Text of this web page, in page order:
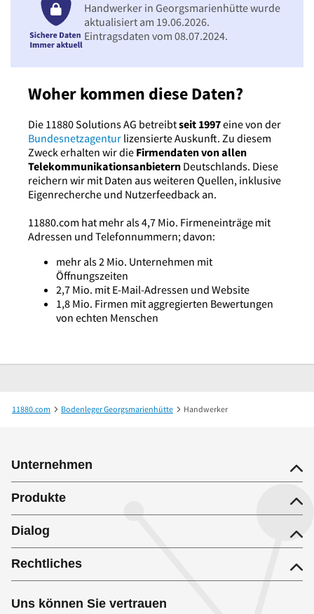
Woher kommen diese Daten?
Die 11880 Solutions AG betreibtseit 1997eine von der
Bundesnetzagentur lizensierte Auskunft. Zu diesem
Zweck erhalten wir die Firmendaten von allen
Telekommunikationsanbietern Deutschlands. Diese
reichern wir mit Daten aus weiteren Quellen, inklusive
Eigenrecherche und Nutzerfeedback an.
11880.com hat mehr als 4,7 Mio. Firmeneinträge mit
Adressen und Telefonnummern; davon:
mehr als 2 Mio. Unternehmen mit
Öffnungszeiten
2,7 Mio. mit E-Mail-Adressen und Website
1,8 Mio. Firmen mit aggregierten Bewertungen
von echten Menschen
Handwerker in Georgsmarienhütte wurde
aktualisiert am 19.06.2026.
Eintragsdaten vom 08.07.2024.
11880.com Bodenleger Georgsmarienhütte Handwerker
Unternehmen
Produkte
Dialog
Rechtliches
Uns können Sie vertrauen